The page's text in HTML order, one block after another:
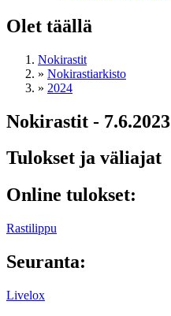
Olet täällä
Nokirastit
» Nokirastiarkisto
» 2024
Nokirastit - 7.6.2023
Tulokset ja väliajat
Online tulokset:
Rastilippu
Seuranta:
Livelox